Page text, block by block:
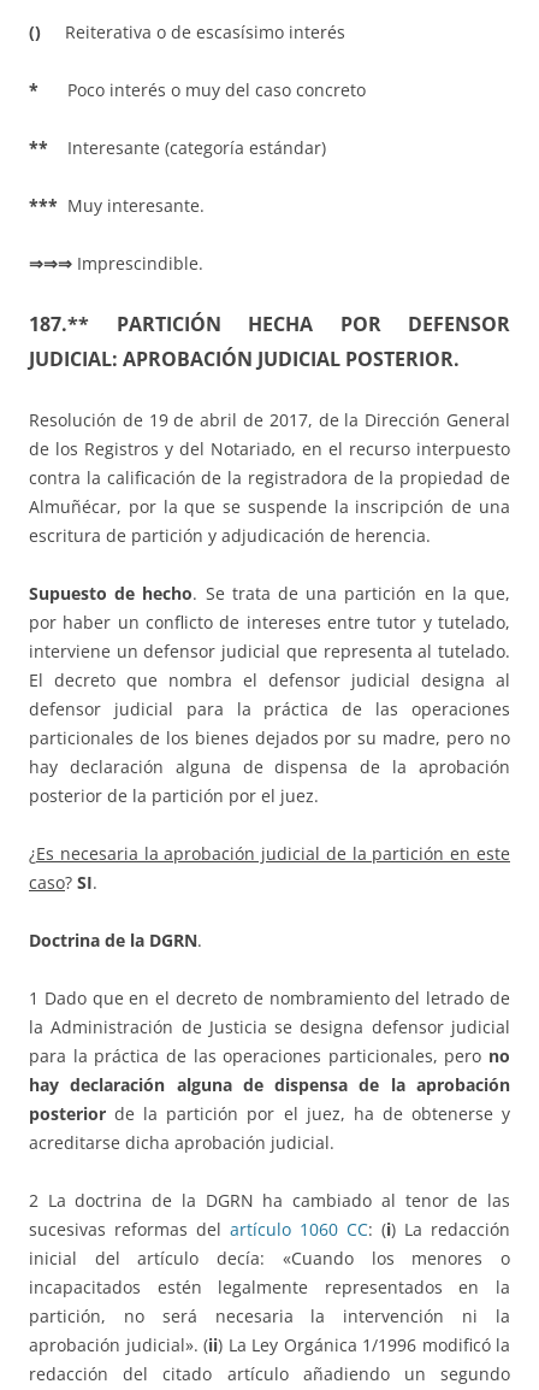
() Reiterativa o de escasísimo interés
* Poco interés o muy del caso concreto
** Interesante (categoría estándar)
*** Muy interesante.
⇒⇒⇒ Imprescindible.
187.** PARTICIÓN HECHA POR DEFENSOR
JUDICIAL: APROBACIÓN JUDICIAL POSTERIOR.
Resolución de 19 de abril de 2017, de la Dirección General
de los Registros y del Notariado, en el recurso interpuesto
contra la calificación de la registradora de la propiedad de
Almuñécar, por la que se suspende la inscripción de una
escritura de partición y adjudicación de herencia.
Supuesto de hecho. Se trata de una partición en la que,
por haber un conflicto de intereses entre tutor y tutelado,
interviene un defensor judicial que representa al tutelado.
El decreto que nombra el defensor judicial designa al
defensor judicial para la práctica de las operaciones
particionales de los bienes dejados por su madre, pero no
hay declaración alguna de dispensa de la aprobación
posterior de la partición por el juez.
¿Es necesaria la aprobación judicial de la partición en este
caso? SI.
Doctrina de la DGRN.
1 Dado que en el decreto de nombramiento del letrado de
la Administración de Justicia se designa defensor judicial
para la práctica de las operaciones particionales, pero no
hay declaración alguna de dispensa de la aprobación
posterior de la partición por el juez, ha de obtenerse y
acreditarse dicha aprobación judicial.
2 La doctrina de la DGRN ha cambiado al tenor de las
sucesivas reformas del artículo 1060 CC: (i) La redacción
inicial del artículo decía: «Cuando los menores o
incapacitados estén legalmente representados en la
partición, no será necesaria la intervención ni la
aprobación judicial». (ii) La Ley Orgánica 1/1996 modificó la
redacción del citado artículo añadiendo un segundo